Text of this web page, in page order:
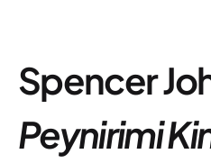
Spencer
Peynirimi